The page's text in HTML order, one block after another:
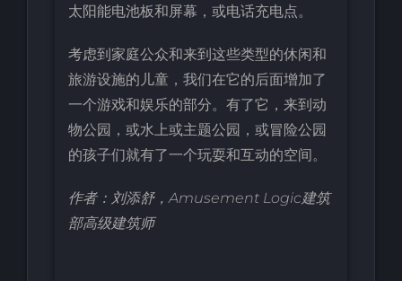
太阳能电池板和屏幕，或电话充电点。
考虑到家庭公众和来到这些类型的休闲和
旅游设施的儿童，我们在它的后面增加了
一个游戏和娱乐的部分。有了它，来到动
物公园，或水上或主题公园，或冒险公园
的孩子们就有了一个玩耍和互动的空间。
作者：刘添舒，Amusement Logic建筑
部高级建筑师